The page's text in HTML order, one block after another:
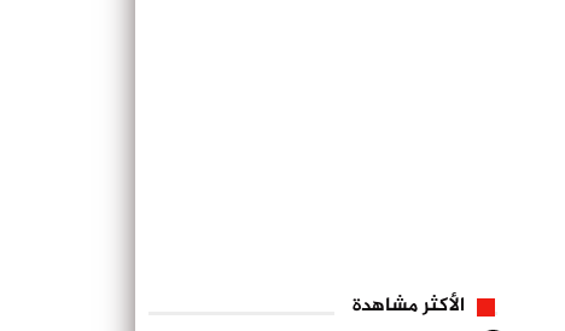
الأكثر مشاهدة